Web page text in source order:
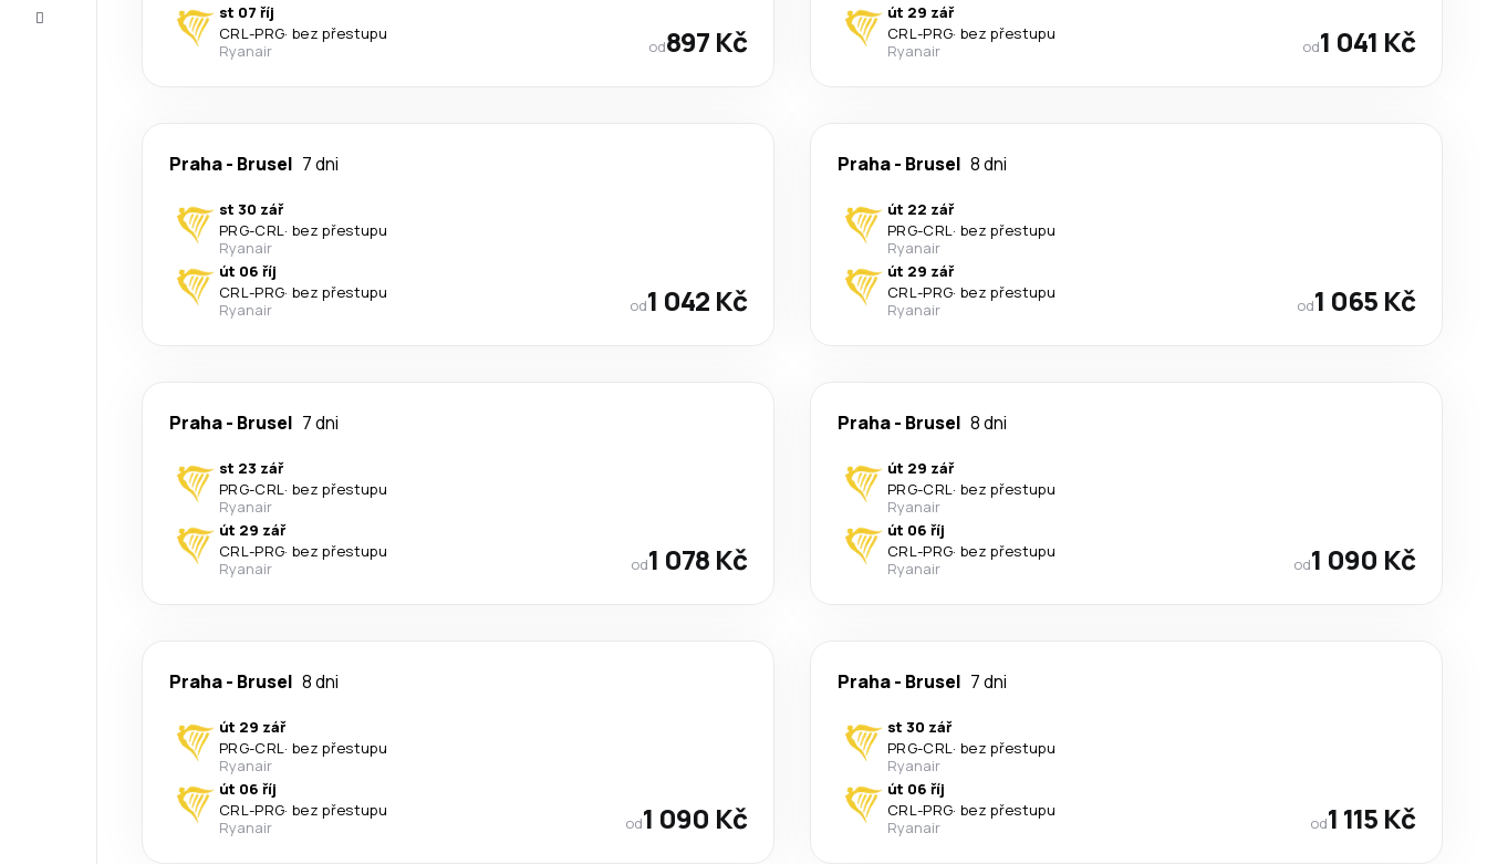
st 07 říj
CRL -PRG· bez přestupu
Ryanair
od897 Kč
út 29 zář
CRL -PRG· bez přestupu
Ryanair
od1 041 Kč
Praha- Brusel 7 dni
st 30 zář
PRG-CRL · bez přestupu
Ryanair
út 06 říj
CRL -PRG· bez přestupu
Ryanair
od1 042 Kč
Praha- Brusel 8 dni
út 22 zář
PRG-CRL · bez přestupu
Ryanair
út 29 zář
CRL -PRG· bez přestupu
Ryanair
od1 065 Kč
Praha- Brusel 7 dni
st 23 zář
PRG-CRL · bez přestupu
Ryanair
út 29 zář
CRL -PRG· bez přestupu
Ryanair
od1 078 Kč
Praha- Brusel 8 dni
út 29 zář
PRG-CRL · bez přestupu
Ryanair
út 06 říj
CRL -PRG· bez přestupu
Ryanair
od1 090 Kč
Praha- Brusel 8 dni
út 29 zář
PRG-CRL · bez přestupu
Ryanair
út 06 říj
CRL -PRG· bez přestupu
Ryanair
od1 090 Kč
Praha- Brusel 7 dni
st 30 zář
PRG-CRL · bez přestupu
Ryanair
út 06 říj
CRL -PRG· bez přestupu
Ryanair
od1 115 Kč